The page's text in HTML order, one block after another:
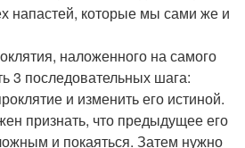
напастей, которые мы сами же и
наложенного на самого
3 последовательных шага:
и изменить его истиной.
признать, что предыдущее его
и покаяться. Затем нужно